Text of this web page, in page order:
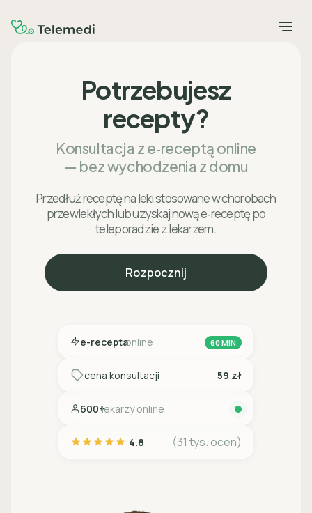
Potrzebujesz
recepty?
Konsultacja z e‑receptą online
— bez wychodzenia z domu
Przedłuż receptę na leki stosowane w chorobach
przewlekłych lub uzyskaj nową e‑receptę po
teleporadzie z lekarzem.
Rozpocznij
e-receptaonline 60 MIN
cena konsultacji 59 zł
600+lekarzy online
4.8 (31 tys. ocen)